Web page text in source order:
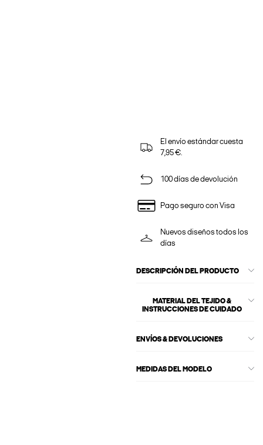
El envío estándar cuesta
7,95 €.
100 días de devolución
Pago seguro con Visa
Nuevos diseños todos los
días
DESCRIPCIÓN DEL PRODUCTO
MATERIAL DEL TEJIDO &
INSTRUCCIONES DE CUIDADO
ENVÍOS & DEVOLUCIONES
MEDIDAS DEL MODELO